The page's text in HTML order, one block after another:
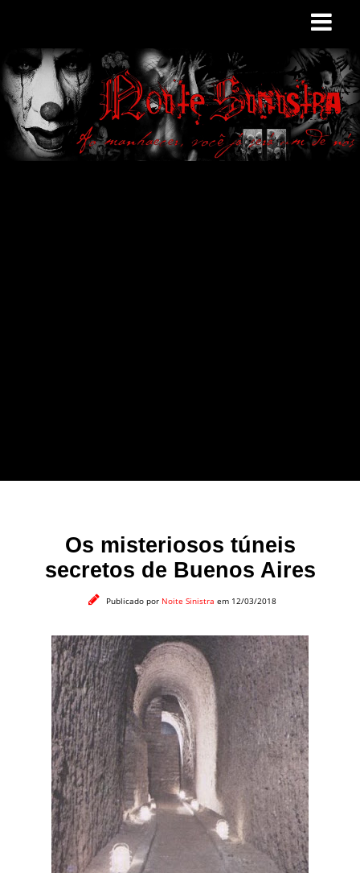
Os misteriosos túneis
secretos de Buenos Aires
Publicado por Noite Sinistra em 12/03/2018